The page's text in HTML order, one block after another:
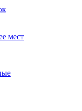
мест